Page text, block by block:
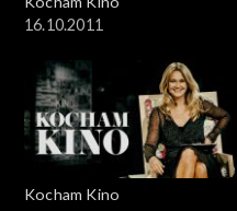
16.10.2011
Kocham Kino